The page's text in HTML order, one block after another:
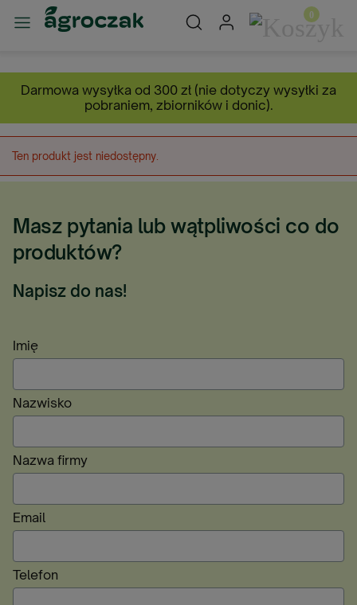
Darmowa wysyłka od 300 zł (nie dotyczy wysyłki za
pobraniem, zbiorników i donic).
Ten produkt jest niedostępny.
Masz pytania lub wątpliwości co do
produktów?
Napisz do nas!
Imię
Nazwisko
Nazwa firmy
Email
Telefon